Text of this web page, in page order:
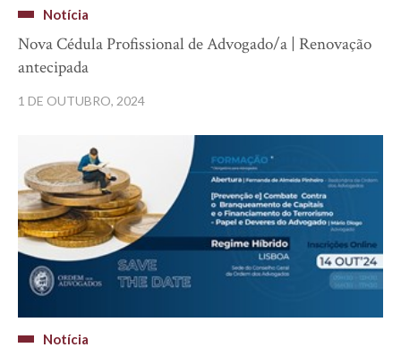
Notícia
Nova Cédula Profissional de Advogado/a | Renovação
antecipada
1 DE OUTUBRO, 2024
Notícia